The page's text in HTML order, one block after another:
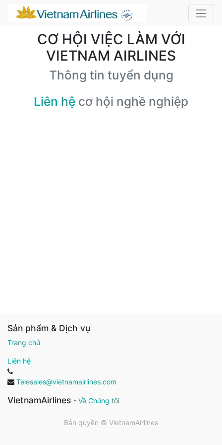
CƠ HỘI VIỆC LÀM VỚI
VIETNAM AIRLINES
Thông tin tuyển dụng
Liên hệ cơ hội nghề nghiệp
Sản phẩm & Dịch vụ
Trang chủ
Liên hệ
Telesales@vietnamairlines.com
VietnamAirlines - Về Chúng tôi
Bản quyền © VietnamAirlines